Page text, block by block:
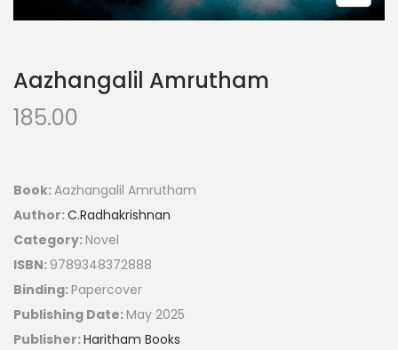
Aazhangalil Amrutham
185.00
Book:Aazhangalil Amrutham
Author:C.Radhakrishnan
Category: Novel
ISBN: 9789348372888
Binding: Papercover
Publishing Date: May 2025
Publisher:Haritham Books